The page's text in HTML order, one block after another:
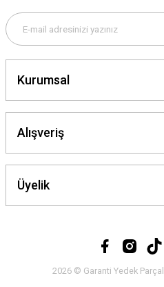
Kurumsal
Alışveriş
Üyelik
2026 © Garanti Yedek